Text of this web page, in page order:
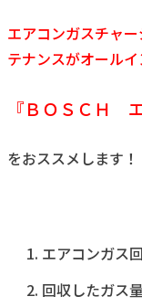
エアコンガスチャ
テナンスがオール
『ＢＯＳＣＨ
をおススメします！
エアコンガス
回収したガス